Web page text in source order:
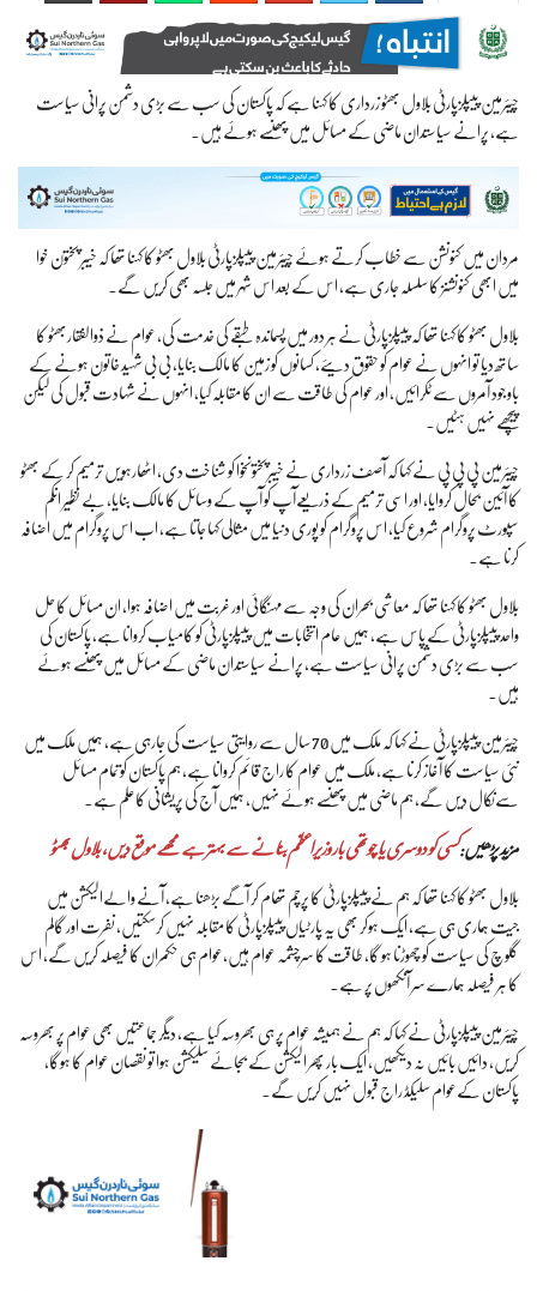
چیئرمین پیپلزپارٹی بلاول بھٹو زرداری کا کہنا ہے کہ پاکستان کی سب سے بڑی دشمن پرانی سیاست
ہے، پرانے سیاستدان ماضی کے مسائل میں پھنسے ہوئے ہیں۔
مردان میں کنونشن سے خطاب کرتے ہوئے چیئرمین پیپلزپارٹی بلاول بھٹو کا کہنا تھا کہ خیبر پختون خوا
میں ابھی کنونشنز کا سلسلہ جاری ہے، اس کے بعد اس شہر میں جلسہ بھی کریں گے۔
بلاول بھٹو کا کہنا تھا کہ پیپلزپارٹی نے ہر دور میں پسماندہ طبقے کی خدمت کی، عوام نے ذوالفقاربھٹو کا
ساتھ دیا تو انہوں نے عوام کو حقوق دیئے، کسانوں کو زمین کا مالک بنایا، بی بی شہید خاتون ہونے کے
باوجود آمروں سے ٹکرائیں، اور عوام کی طاقت سے ان کا مقابلہ کیا، انہوں نے شہادت قبول کی لیکن
پیچھے نہیں ہٹیں۔
چیئرمین پی پی پی نے کہا کہ آصف زرداری نے خیبرپختونخوا کو شناخت دی، اٹھارہویں ترمیم کر کے بھٹو
کا آئین بحال کروایا، اور اسی ترمیم کے ذریعےآپ کو آپ کے وسائل کا مالک بنایا، بے نظیر انکم
سپورٹ پروگرام شروع کیا، اس پروگرام کو پوری دنیا میں مثالی کہا جاتا ہے، اب اس پروگرام میں اضافہ
کرنا ہے۔
بلاول بھٹو کا کہنا تھا کہ معاشی بحران کی وجہ سےمہنگائی اور غربت میں اضافہ ہوا، ان مسائل کا حل
واحد پیپلزپارٹی کے پاس ہے، ہمیں عام انتخابات میں پیپلزپارٹی کو کامیاب کروانا ہے، پاکستان کی
سب سے بڑی دشمن پرانی سیاست ہے، پرانے سیاستدان ماضی کے مسائل میں پھنسے ہوئے
ہیں۔
چیئرمین پیپلزپارٹی نے کہا کہ ملک میں 70 سال سے روایتی سیاست کی جارہی ہے، ہمیں ملک میں
نئی سیاست کا آغاز کرنا ہے، ملک میں عوام کا راج قائم کروانا ہے، ہم پاکستان کوتمام مسائل
سےنکال دیں گے، ہم ماضی میں پھنسے ہوئے نہیں، ہمیں آج کی پریشانی کاعلم ہے۔
مزید پڑھیں:کسی کو دوسری یا چوتھی بار وزیراعظم بنانے سے بہتر ہے مجھے موقع دیں، بلاول بھٹو
بلاول بھٹو کا کہنا تھا کہ ہم نے پیپلزپارٹی کا پرچم تھام کر آگے بڑھنا ہے، آنے والےالیکشن میں
جیت ہماری ہی ہے، ایک ہوکر بھی یہ پارٹیاں پیپلزپارٹی کا مقابلہ نہیں کرسکتیں، نفرت اور گالم
گلوچ کی سیاست کو چھوڑنا ہو گا، طاقت کا سرچشمہ عوام ہیں،عوام ہی حکمران کا فیصلہ کریں گے، اس
کا ہر فیصلہ ہمارے سر آنکھوں پر ہے۔
چیئرمین پیپلزپارٹی نے کہا کہ ہم نے ہمیشہ عوام پر ہی بھروسہ کیا ہے، دیگر جماعتیں بھی عوام پر بھروسہ
کریں، دائیں بائیں نہ دیکھیں، ایک بار پھر الیکشن کے بجائے سلیکشن ہوا تو نقصان عوام کا ہوگا،
پاکستان کےعوام سلیکڈ راج قبول نہیں کریں گے۔